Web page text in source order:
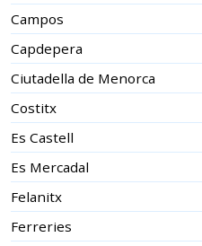
Campos
Capdepera
Ciutadella de Menorca
Costitx
Es Castell
Es Mercadal
Felanitx
Ferreries